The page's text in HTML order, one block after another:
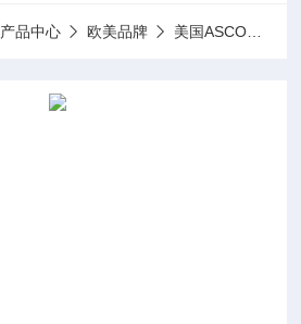
产品中心 欧美品牌 美国ASCO阿斯卡